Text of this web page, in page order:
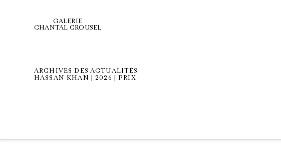
GALERIE
CHANTAL CROUSEL
ARCHIVES DES ACTUALITÉS
HASSAN KHAN | 2026 | PRIX